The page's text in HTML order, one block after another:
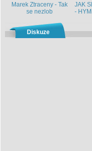
Marek Ztraceny - Tak
se nezlob
JAK
-
Diskuze